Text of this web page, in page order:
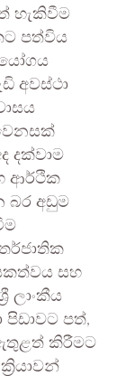
හැකිවීම
පත්විය
අවස්ථා
දක්වාම
ආර්ථික
බර අඩුම
සහ
ලාංකීය
පිඩාවට පත්,
කිරීමට